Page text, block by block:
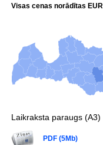
Visas cenas norādītas EUR
Laikraksta paraugs (A3)
PDF (5Mb)